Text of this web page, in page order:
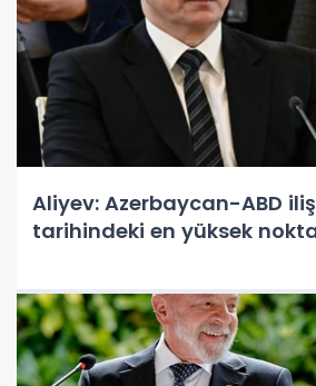
Aliyev: Azerbaycan-ABD
tarihindeki en yüksek